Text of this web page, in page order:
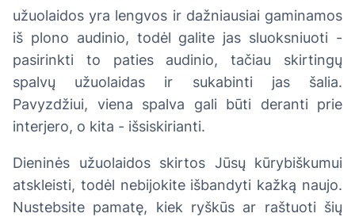
užuolaidos yra lengvos ir dažniausiai gaminamos
iš plono audinio, todėl galite jas sluoksniuoti -
pasirinkti to paties audinio, tačiau skirtingų
spalvų užuolaidas ir sukabinti jas šalia.
Pavyzdžiui, viena spalva gali būti deranti prie
interjero, o kita - išsiskirianti.
Dieninės užuolaidos skirtos Jūsų kūrybiškumui
atskleisti, todėl nebijokite išbandyti kažką naujo.
Nustebsite pamatę, kiek ryškūs ar raštuoti šių